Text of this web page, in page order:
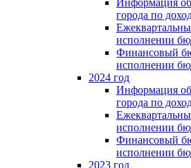
Информация
города по
исполнении
Финансовый
исполнении
2024 год
Информация
города по
исполнении
Финансовый
исполнении
2023 год